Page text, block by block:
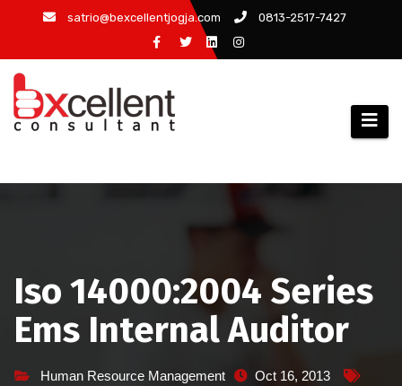
content
satrio@bexcellentjogja.com 0813-2517-7427
Iso 14000:2004 Series
Ems Internal Auditor
Human Resource Management
Oct 16, 2013